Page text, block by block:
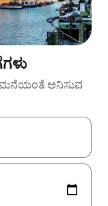
ಮನೆಯಂತೆ ಅನಿಸುವ
ಕೀಲಿಗಳೊಂದಿಗೆ